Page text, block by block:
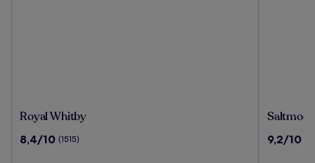
Royal
Royal Whitby
8.4
8,4/10 (1515)
9.2
9,2/10